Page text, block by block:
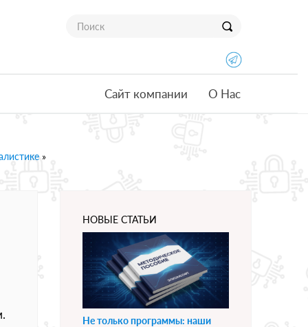
Сайт компании О Нас
»
НОВЫЕ СТАТЬИ
Не только программы: наши